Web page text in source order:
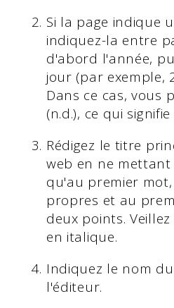
Si la page indique
indiquez-la entre
d'abord l'année,
jour (par exemple,
Dans ce cas, vous
(n.d.), ce qui
Rédigez le titre
web en ne mettant
qu'au premier
propres et au
deux points.
en italique.
Indiquez le nom
l'éditeur.